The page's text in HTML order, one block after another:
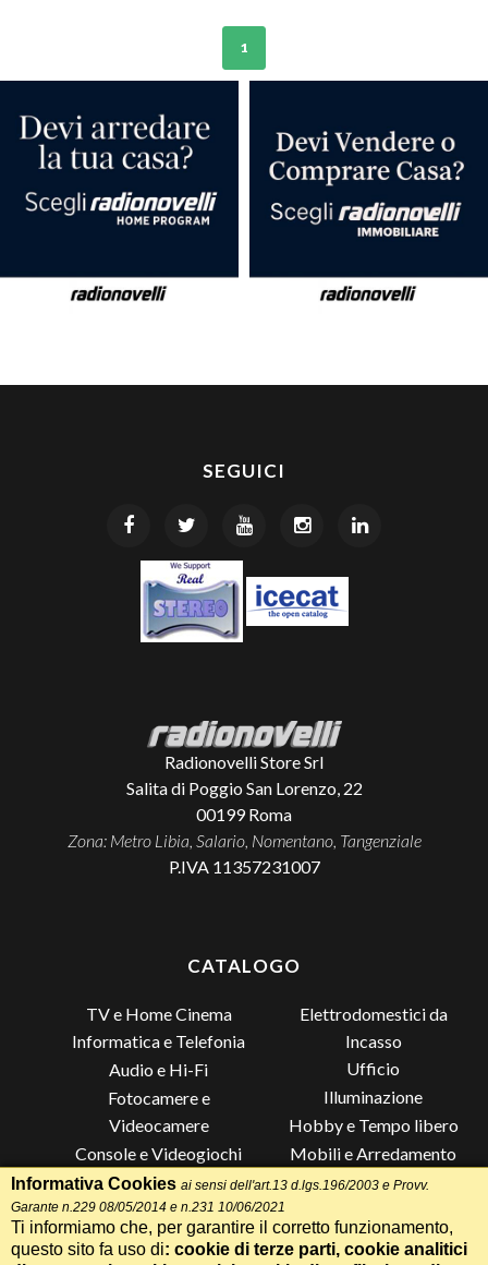
1
SEGUICI
Radionovelli Store Srl
Salita di Poggio San Lorenzo, 22
00199 Roma
Zona: Metro Libia, Salario, Nomentano, Tangenziale
P.IVA 11357231007
CATALOGO
TV e Home Cinema
Informatica e Telefonia
Audio e Hi-Fi
Fotocamere e
Videocamere
Console e Videogiochi
Piccoli Elettrodomestici
Grandi Elettrodomestici e
Climatizzazione
Elettrodomestici da
Incasso
Ufficio
Illuminazione
Hobby e Tempo libero
Mobili e Arredamento
Lista di Nozze
Informativa Cookies ai sensi dell'art.13 d.lgs.196/2003 e Provv.
Garante n.229 08/05/2014 e n.231 10/06/2021
Ti informiamo che, per garantire il corretto funzionamento,
questo sito fa uso di: cookie di terze parti, cookie analitici